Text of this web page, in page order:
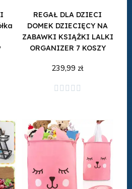
REGAŁ DLA DZIECI
DOMEK DZIECIĘCY NA
ZABAWKI KSIĄŻKI LALKI
ORGANIZER 7 KOSZY
239,99 zł
    